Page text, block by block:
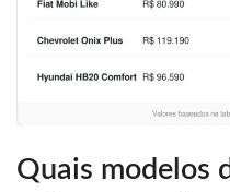
Quais modelos